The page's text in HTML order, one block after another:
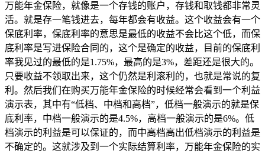
万能年金保险，就像是一个存钱的账户，存钱和取钱都非常灵
活。就是存一笔钱进去，每年都会有收益。这个收益会有一个
保底利率，保底利率的意思是最低的收益不会比这个低，而保
底利率是写进保险合同的，这个是确定的收益，目前的保底利
率我见过的最低的是1.75%，最高的是3%，差距还是很大的。
只要收益不领取出来，这个仍然是利滚利的，也就是常说的复
利。然后我们在购买万能年金保险的时候经常会看到一个利益
演示表，其中有“低档、中档和高档”，低档一般演示的就是保
底利率，中档一般演示的是4.5%，高档一般演示的是6%。低
档演示的利益是可以保证的，而中高档高出低档演示的利益是
不确定的。这就涉及到一个实际结算利率，万能年金保险的实